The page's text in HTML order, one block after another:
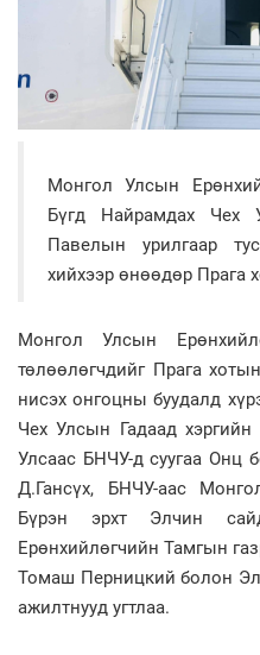
Монгол Улсын
Бүгд Найрамдах Чех
Павелын урилгаар
хийхээр өнөөдөр Прага
Монгол Улсын
төлөөлөгчдийг Прага
нисэх онгоцны буудалд
Чех Улсын Гадаад
Улсаас БНЧУ-д суугаа Онц
Д.Гансүх, БНЧУ-аас
Бүрэн эрхт Элчин
Ерөнхийлөгчийн Тамгын
Томаш Перницкий болон
ажилтнууд угтлаа.